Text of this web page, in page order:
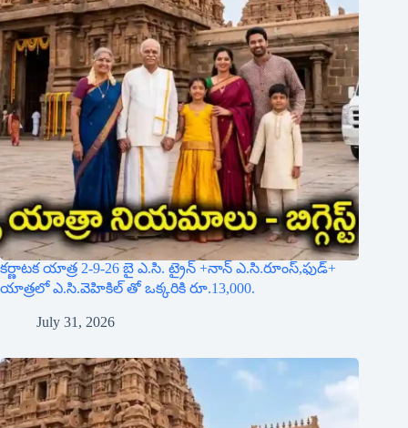
కర్ణాటక యాత్ర 2-9-26 బై ఎ.సి. ట్రైన్ +నాన్ ఎ.సి.రూంస్,ఫుడ్+
యాత్రలో ఎ.సి.వెహికిల్ తో ఒక్కరికి రూ.13,000.
July 31, 2026